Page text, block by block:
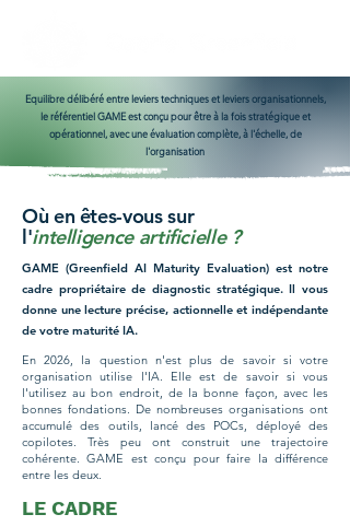
Equilibre délibéré entre leviers techniques et leviers organisationnels,
le référentiel GAME est conçu pour être à la fois stratégique et
opérationnel, avec une évaluation complète, à l'échelle, de
l'organisation
Où en êtes-vous sur
l'intelligence artificielle ?
GAME (Greenfield AI Maturity Evaluation) est notre
cadre propriétaire de diagnostic stratégique. Il vous
donne une lecture précise, actionnelle et indépendante
de votre maturité IA.
En 2026, la question n'est plus de savoir si votre
organisation utilise l'IA. Elle est de savoir si vous
l'utilisez au bon endroit, de la bonne façon, avec les
bonnes fondations. De nombreuses organisations ont
accumulé des outils, lancé des POCs, déployé des
copilotes. Très peu ont construit une trajectoire
cohérente. GAME est conçu pour faire la différence
entre les deux.
LE CADRE